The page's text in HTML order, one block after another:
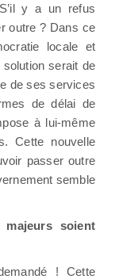
y a un refus
outre ? Dans ce
locale et
solution serait de
de ses services
de délai de
à lui-même
Cette nouvelle
passer outre
semble
soient
! Cette